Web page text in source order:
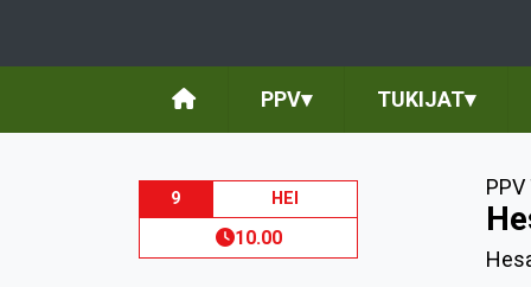
PPV▾ TUKIJAT▾
9 HEI
10.00